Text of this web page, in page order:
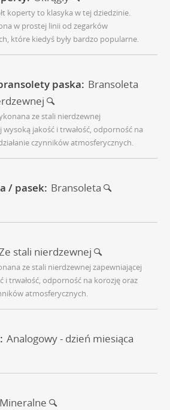
koperty to klasyka w tej dziedzinie.
w prostej linii od zegarków
które kiedyś były bardzo popularne.
paska: Bransoleta
ze stali nierdzewnej
wysoką jakość i trwałość, odporność na
czynników atmosferycznych.
/ pasek: Bransoleta
Ze stali nierdzewnej
ze stali nierdzewnej zapewniającej
i trwałość, odporność na korozję oraz
atmosferycznych.
Analogowy - dzień miesiąca
Mineralne